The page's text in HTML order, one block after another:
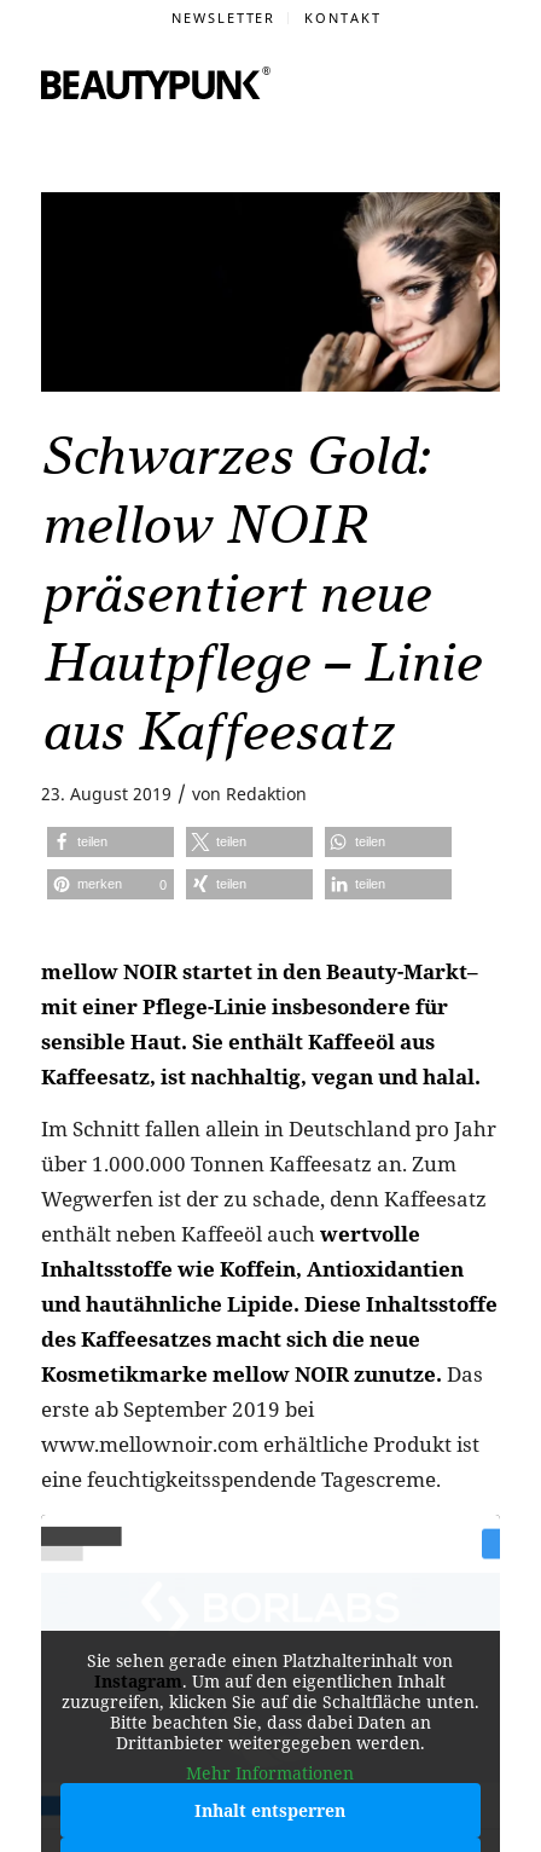
NEWSLETTER KONTAKT
Schwarzes Gold:
mellow NOIR
präsentiert neue
Hautpflege – Linie
aus Kaffeesatz
23. August 2019 / von Redaktion
teilen teilen teilen
merken 0 teilen teilen
mellow NOIR startet in den Beauty-Markt–
mit einer Pflege-Linie insbesondere für
sensible Haut. Sie enthält Kaffeeöl aus
Kaffeesatz, ist nachhaltig, vegan und halal.
Im Schnitt fallen allein in Deutschland pro Jahr
über 1.000.000 Tonnen Kaffeesatz an. Zum
Wegwerfen ist der zu schade, denn Kaffeesatz
enthält neben Kaffeeöl auchwertvolle
Inhaltsstoffe wie Koffein, Antioxidantien
und hautähnliche Lipide. Diese Inhaltsstoffe
des Kaffeesatzes macht sich die neue
Kosmetikmarke mellow NOIR zunutze. Das
erste ab September 2019 bei
www.mellownoir.com erhältliche Produkt ist
eine feuchtigkeitsspendende Tagescreme.
Sie sehen gerade einen Platzhalterinhalt von
Instagram. Um auf den eigentlichen Inhalt
zuzugreifen, klicken Sie auf die Schaltfläche unten.
Bitte beachten Sie, dass dabei Daten an
Drittanbieter weitergegeben werden.
Mehr Informationen
Inhalt entsperren